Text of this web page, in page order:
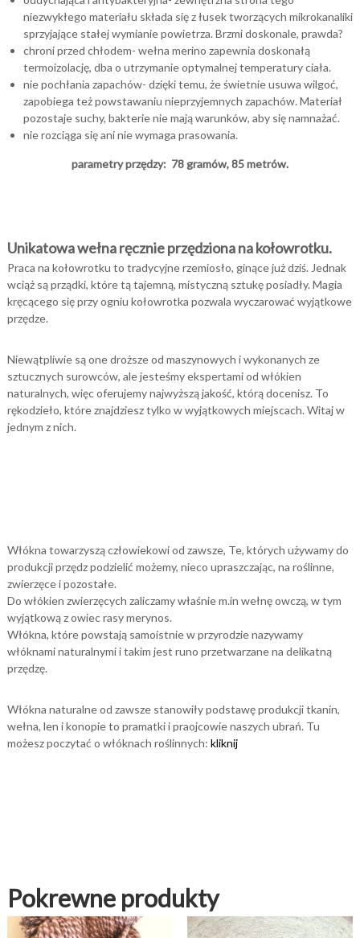
niezwykłego materiału składa się z łusek tworzących mikrokanaliki
sprzyjające stałej wymianie powietrza. Brzmi doskonale, prawda?
chroni przed chłodem- wełna merino zapewnia doskonałą
termoizolację, dba o utrzymanie optymalnej temperatury ciała.
nie pochłania zapachów- dzięki temu, że świetnie usuwa wilgoć,
zapobiega też powstawaniu nieprzyjemnych zapachów. Materiał
pozostaje suchy, bakterie nie mają warunków, aby się namnażać.
nie rozciąga się ani nie wymaga prasowania.
parametry przędzy: 78 gramów, 85 metrów.
Unikatowa wełna ręcznie przędziona na kołowrotku.
Praca na kołowrotku to tradycyjne rzemiosło, ginące już dziś. Jednak
wciąż są prządki, które tą tajemną, mistyczną sztukę posiadły. Magia
kręcącego się przy ogniu kołowrotka pozwala wyczarować wyjątkowe
przędze.
Niewątpliwie są one droższe od maszynowych i wykonanych ze
sztucznych surowców, ale jesteśmy ekspertami od włókien
naturalnych, więc oferujemy najwyższą jakość, którą docenisz. To
rękodzieło, które znajdziesz tylko w wyjątkowych miejscach. Witaj w
jednym z nich.
Włókna towarzyszą człowiekowi od zawsze, Te, których używamy do
produkcji przędz podzielić możemy, nieco upraszczając, na roślinne,
zwierzęce i pozostałe.
Do włókien zwierzęcych zaliczamy właśnie m.in wełnę owczą, w tym
wyjątkową z owiec rasy merynos.
Włókna, które powstają samoistnie w przyrodzie nazywamy
włóknami naturalnymi i takim jest runo przetwarzane na delikatną
przędzę.
Włókna naturalne od zawsze stanowiły podstawę produkcji tkanin,
wełna, len i konopie to pramatki i praojcowie naszych ubrań. Tu
możesz poczytać o włóknach roślinnych: kliknij
Pokrewne produkty